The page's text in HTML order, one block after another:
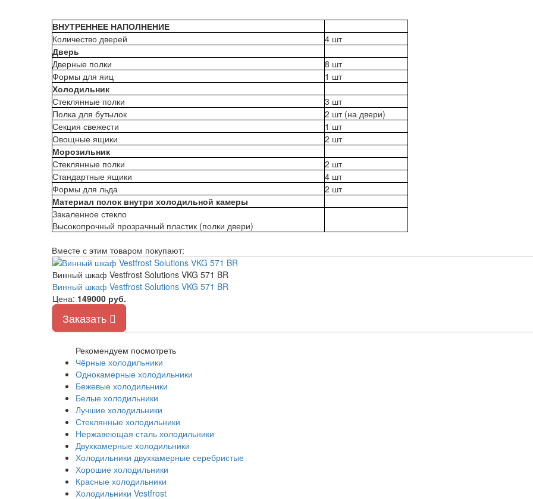
ВНУТРЕННЕЕ НАПОЛНЕНИЕ
Количество дверей
4 шт
Дверь
Дверные полки
8 шт
Формы для яиц
1 шт
Холодильник
Стеклянные полки
3 шт
Полка для бутылок
2 шт (на двери)
Секция свежести
1 шт
Овощные ящики
2 шт
Морозильник
Стеклянные полки
2 шт
Стандартные ящики
4 шт
Формы для льда
2 шт
Материал полок внутри холодильной камеры
Закаленное стекло
Высокопрочный прозрачный пластик (полки двери)
Вместе с этим товаром покупают:
Винный шкаф Vestfrost Solutions VKG 571 BR
Винный шкаф Vestfrost Solutions VKG 571 BR
Цена: 149000 руб.
Заказать
Рекомендуем посмотреть
Чёрные холодильники
Однокамерные холодильники
Бежевые холодильники
Белые холодильники
Лучшие холодильники
Стеклянные холодильники
Нержавеющая сталь холодильники
Двухкамерные холодильники
Холодильники двухкамерные серебристые
Хорошие холодильники
Красные холодильники
Холодильники Vestfrost